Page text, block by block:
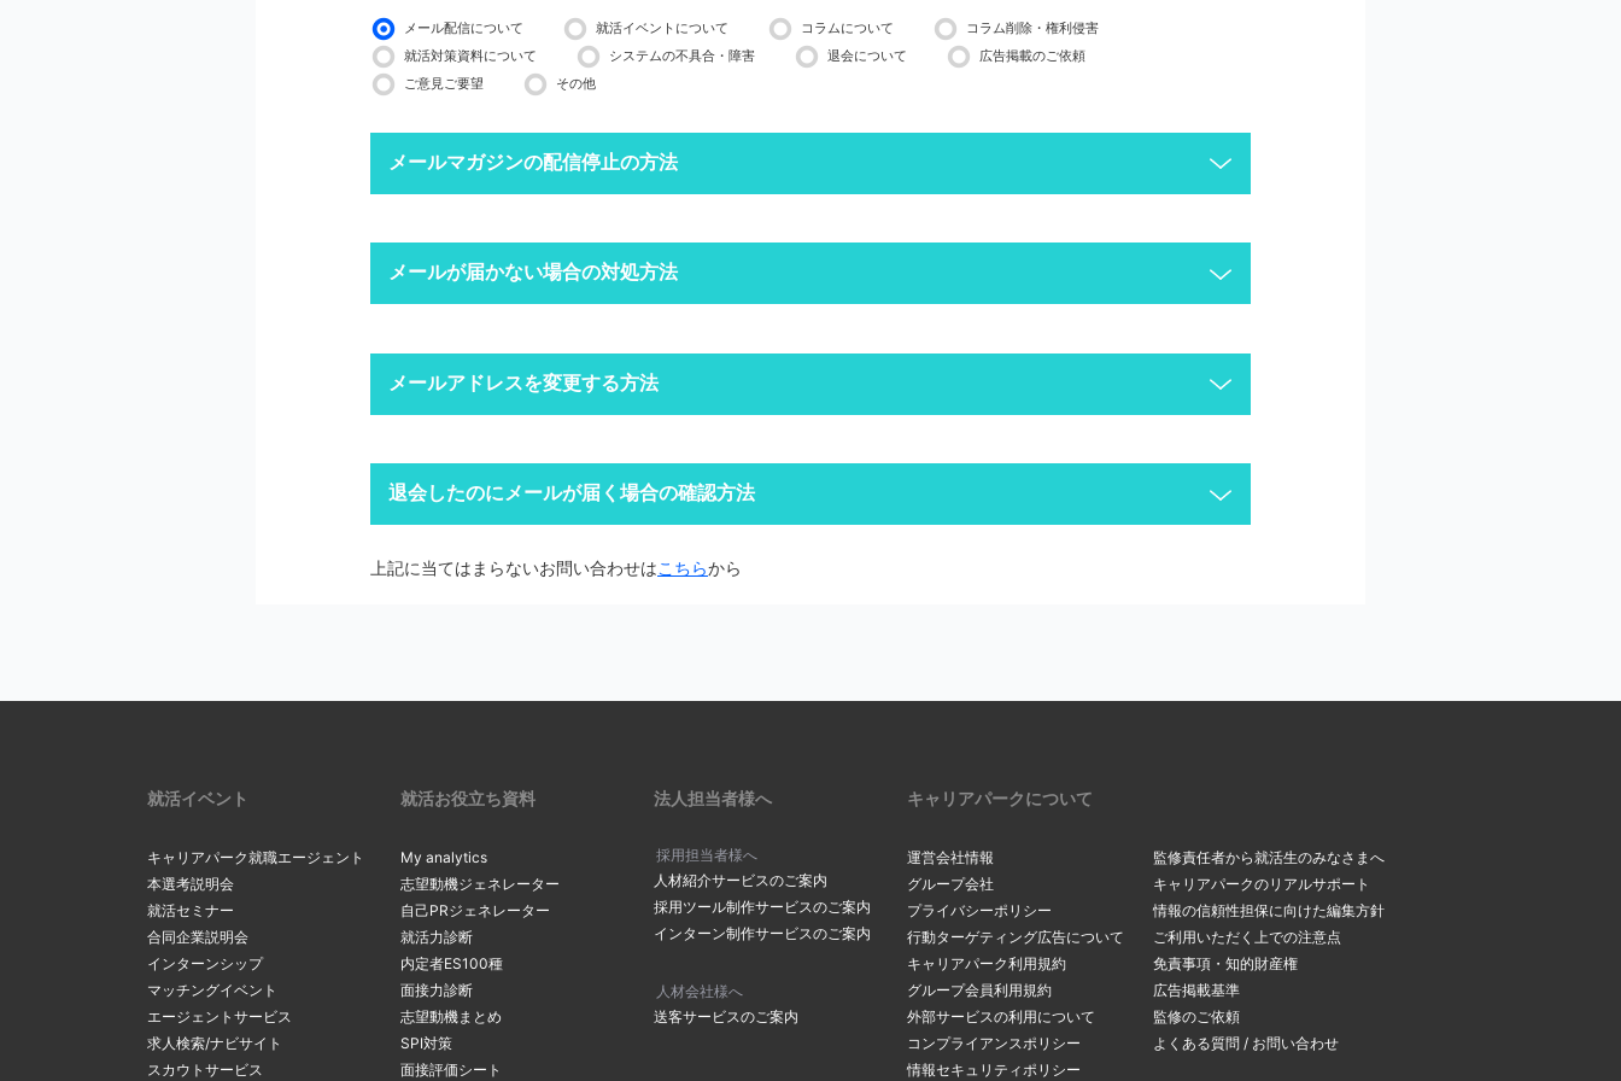
メール配信について 就活イベントについて コラムについて
コラム削除・権利侵害
就活対策資料について
システムの不具合・障害 退会について
広告掲載のご依頼
ご意見ご要望
その他
メールマガジンの配信停止の方法
配信停止までに2〜3営業日ほどかかる場合がございますのでご了承ください。
上記にて、解決しない場合はこちらからお問い合わせください
メールが届かない場合の対処方法
1
2
ドメイン指定受信の設定をされていませんか？
メールの設定画面から「@careerpark.jp」からのメールを受け取るように設定してください。
Softbankの方はこちら
内のメールを削除し空き容量の確保をお願いします。
間違ったメールアドレスご登録されていませんか？
カンマ（，）や、ドット（．）などにお間違いがございませんか？
マイページ内の「
」にて登録アドレスを確認することができます。
間違ったアドレスを入力されていた場合はマイページメニューの「
メールアドレスの変更ページ 」よりメー
ルアドレスの変更をお願いします。
メールアドレスを変更する方法
1
「ログイン」からログインをしてください。
※ID・パスワードを忘れた方はこちら
リックしてください。
現在のメールアドレスが表示されます。変更
」をクリックしてください。
「新たなメールアドレス」に、登録を希望す
るメールアドレスを入力し「メールアドレス
変更」ボタンをクリックしてください。
退会したのにメールが届く場合の確認方法
メールの配信停止手続きには、2～3日程度お時間をいただいております。
上記に当てはまらないお問い合わせはこちらから
就活イベント
キャリアパーク就職エージェント
本選考説明会
就活セミナー
合同企業説明会
インターンシップ
マッチングイベント
エージェントサービス
求人検索/ナビサイト
スカウトサービス
就活お役立ち資料
My analytics
志望動機ジェネレーター
自己PRジェネレーター
就活力診断
内定者ES100種
面接力診断
志望動機まとめ
SPI対策
面接評価シート
法人担当者様へ
採用担当者様へ
人材紹介サービスのご案内
採用ツール制作サービスのご案内
インターン制作サービスのご案内
人材会社様へ
送客サービスのご案内
キャリアパークについて
運営会社情報
グループ会社
プライバシーポリシー
行動ターゲティング広告について
キャリアパーク利用規約
グループ会員利用規約
外部サービスの利用について
コンプライアンスポリシー
情報セキュリティポリシー
監修責任者から就活生のみなさまへ
キャリアパークのリアルサポート
情報の信頼性担保に向けた編集方針
ご利用いただく上での注意点
免責事項・知的財産権
広告掲載基準
監修のご依頼
よくある質問 / お問い合わせ